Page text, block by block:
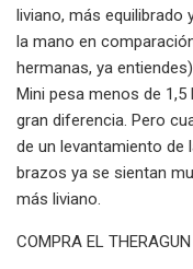
liviano, más equilibrado
la mano en
hermanas, ya
Mini pesa menos de
gran diferencia. Pero
de un levantamiento de
brazos ya se sientan
más liviano.
COMPRA EL